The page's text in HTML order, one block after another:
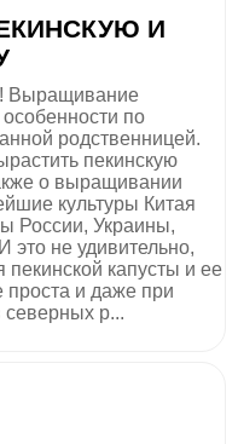
И
Выращивание
по
родственницей.
пекинскую
о выращивании
культуры Китая
России, Украины,
это не удивительно,
капусты и ее
проста и даже при
р...